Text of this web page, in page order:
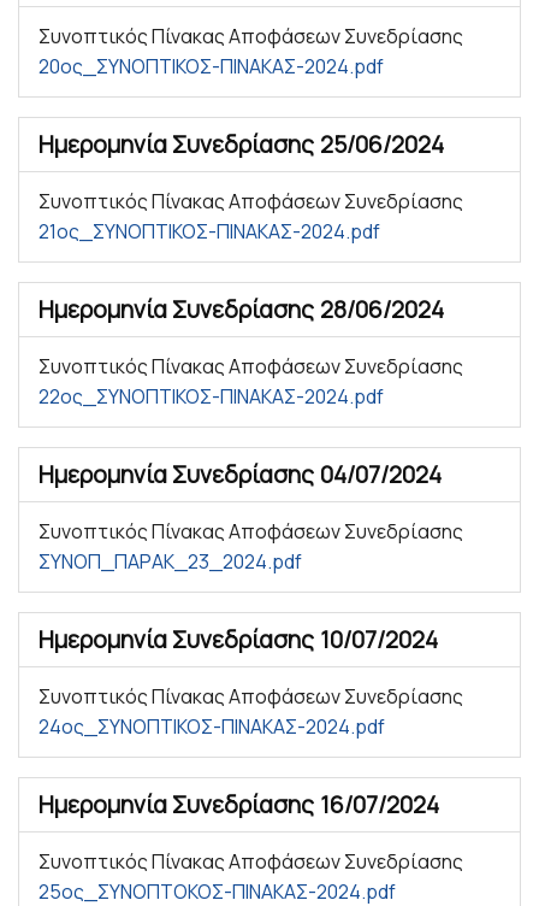
Συνοπτικός Πίνακας Αποφάσεων Συνεδρίασης
20ος_ΣΥΝΟΠΤΙΚΟΣ-ΠΙΝΑΚΑΣ-2024.pdf
Ημερομηνία Συνεδρίασης 25/06/2024
Συνοπτικός Πίνακας Αποφάσεων Συνεδρίασης
21ος_ΣΥΝΟΠΤΙΚΟΣ-ΠΙΝΑΚΑΣ-2024.pdf
Ημερομηνία Συνεδρίασης 28/06/2024
Συνοπτικός Πίνακας Αποφάσεων Συνεδρίασης
22ος_ΣΥΝΟΠΤΙΚΟΣ-ΠΙΝΑΚΑΣ-2024.pdf
Ημερομηνία Συνεδρίασης 04/07/2024
Συνοπτικός Πίνακας Αποφάσεων Συνεδρίασης
ΣΥΝΟΠ_ΠΑΡΑΚ_23_2024.pdf
Ημερομηνία Συνεδρίασης 10/07/2024
Συνοπτικός Πίνακας Αποφάσεων Συνεδρίασης
24ος_ΣΥΝΟΠΤΙΚΟΣ-ΠΙΝΑΚΑΣ-2024.pdf
Ημερομηνία Συνεδρίασης 16/07/2024
Συνοπτικός Πίνακας Αποφάσεων Συνεδρίασης
25ος_ΣΥΝΟΠΤΟΚΟΣ-ΠΙΝΑΚΑΣ-2024.pdf